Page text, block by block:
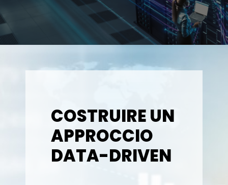
COSTRUIRE UN
APPROCCIO
DATA-DRIVEN